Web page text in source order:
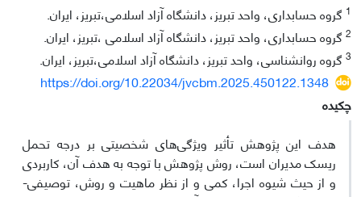
1 گروه حسابداری، واحد تبریز، دانشگاه آزاد اسلامی،تبریز، ایران.
2 گروه حسابداری، واحد تبریز، دانشگاه آزاد اسلامی ،تبریز، ایران.
3 گروه روانشناسی، واحد تبریز، دانشگاه آزاد اسلامی،تبریز، ایران.
https://doi.org/10.22034/jvcbm.2025.450122.1348
چکیده
هدف این پژوهش تأثیر ویژگی‌های شخصیتی بر درجه تحمل
ریسک مدیران است، روش پژوهش با توجه به هدف آن، کاربردی
و از حیث شیوه اجرا، کمی و از نظر ماهیت و روش، توصیفی-